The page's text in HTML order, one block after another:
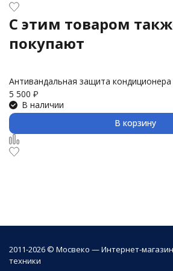
C этим товаром
покупают
Антивандальная защита кондиционера
5 500 ₽
В наличии
В корзину
2011-2026 © Мосвеко — Интернет-
техники